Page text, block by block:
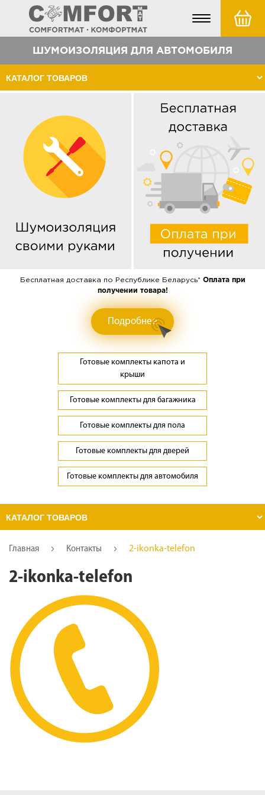
Toggle
ШУМОИЗОЛЯЦИЯ ДЛЯ АВТОМОБИЛЯ
Бесплатная доставка по Республике Беларусь* Оплата при
получении товара!
Подробнее
Готовые комплекты капота и
крыши
Готовые комплекты для багажника
Готовые комплекты для пола
Готовые комплекты для дверей
Готовые комплекты для автомобиля
Главная Контакты 2-ikonka-telefon
2-ikonka-telefon